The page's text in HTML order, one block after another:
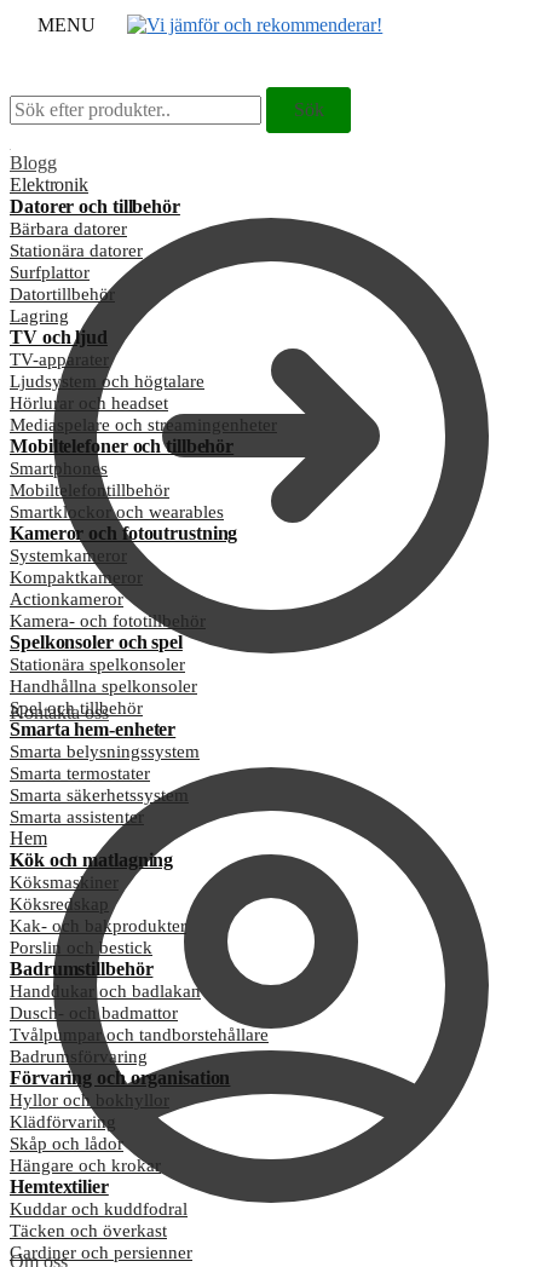
MENU
Sök
efter:
Sök
Blogg
Kontakta oss
Om oss
Sök
efter:
Sök
Elektronik
Datorer och tillbehör
Bärbara datorer
Stationära datorer
Surfplattor
Datortillbehör
Lagring
TV och ljud
TV-apparater
Ljudsystem och högtalare
Hörlurar och headset
Mediaspelare och streamingenheter
Mobiltelefoner och tillbehör
Smartphones
Mobiltelefontillbehör
Smartklockor och wearables
Kameror och fotoutrustning
Systemkameror
Kompaktkameror
Actionkameror
Kamera- och fototillbehör
Spelkonsoler och spel
Stationära spelkonsoler
Handhållna spelkonsoler
Spel och tillbehör
Smarta hem-enheter
Smarta belysningssystem
Smarta termostater
Smarta säkerhetssystem
Smarta assistenter
Hem
Kök och matlagning
Köksmaskiner
Köksredskap
Kak- och bakprodukter
Porslin och bestick
Badrumstillbehör
Handdukar och badlakan
Dusch- och badmattor
Tvålpumpar och tandborstehållare
Badrumsförvaring
Förvaring och organisation
Hyllor och bokhyllor
Klädförvaring
Skåp och lådor
Hängare och krokar
Hemtextilier
Kuddar och kuddfodral
Täcken och överkast
Gardiner och persienner